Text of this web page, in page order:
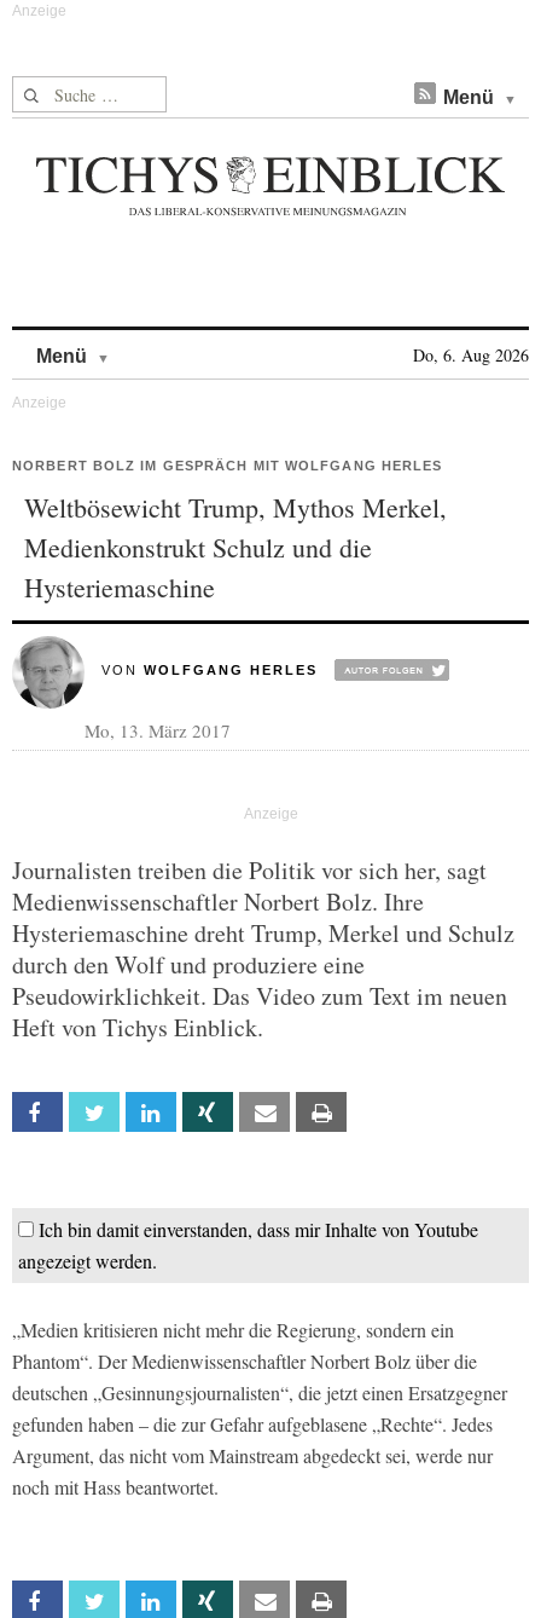
Suche nach: Menü
Menü Do, 6. Aug 2026
NORBERT BOLZ IM GESPRÄCH MIT WOLFGANG HERLES
Weltbösewicht Trump, Mythos Merkel,
Medienkonstrukt Schulz und die
Hysteriemaschine
VON WOLFGANG HERLES
Mo, 13. März 2017
Journalisten treiben die Politik vor sich her, sagt
Medienwissenschaftler Norbert Bolz. Ihre
Hysteriemaschine dreht Trump, Merkel und Schulz
durch den Wolf und produziere eine
Pseudowirklichkeit. Das Video zum Text im neuen
Heft von Tichys Einblick.
Facebook Twitter Linkedin Xing Email
Ich bin damit einverstanden, dass mir Inhalte von Youtube
angezeigt werden.
„Medien kritisieren nicht mehr die Regierung, sondern ein
Phantom“. Der Medienwissenschaftler Norbert Bolz über die
deutschen „Gesinnungsjournalisten“, die jetzt einen Ersatzgegner
gefunden haben – die zur Gefahr aufgeblasene „Rechte“. Jedes
Argument, das nicht vom Mainstream abgedeckt sei, werde nur
noch mit Hass beantwortet.
Facebook Twitter Linkedin Xing Email